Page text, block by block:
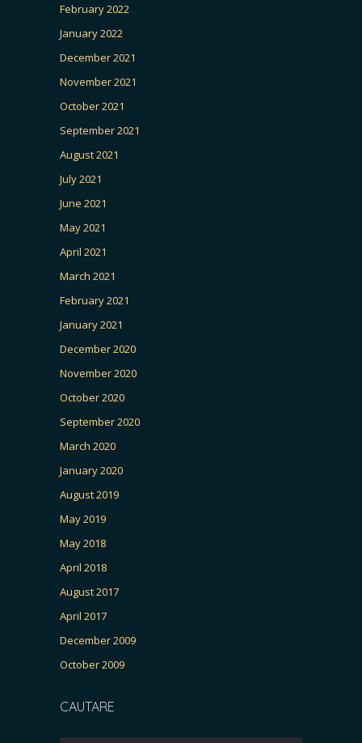
February 2022
January 2022
December 2021
November 2021
October 2021
September 2021
August 2021
July 2021
June 2021
May 2021
April 2021
March 2021
February 2021
January 2021
December 2020
November 2020
October 2020
September 2020
March 2020
January 2020
August 2019
May 2019
May 2018
April 2018
August 2017
April 2017
December 2009
October 2009
CAUTARE